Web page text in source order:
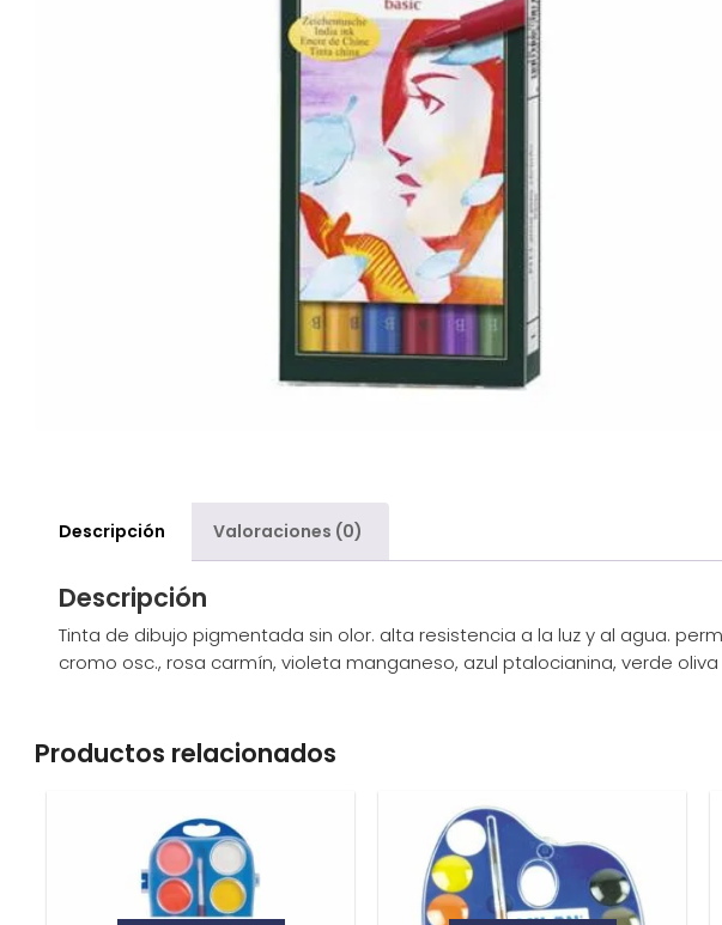
Descripción Valoraciones (0)
Descripción
Tinta de dibujo pigmentada sin olor. alta resistencia a la luz y al agua.
cromo osc., rosa carmín, violeta manganeso, azul ptalocianina, verde oliva
Productos relacionados